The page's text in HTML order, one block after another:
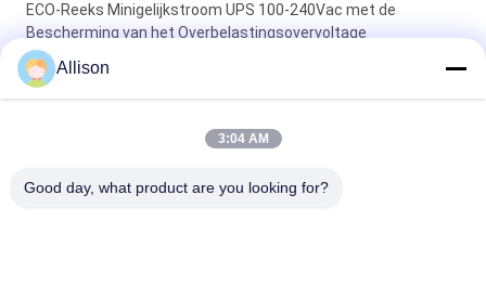
ECO-Reeks Minigelijkstroom UPS 100-240Vac met de
Bescherming van het Overbelastingsovervoltage
Hoge Verenigbaarheid Minigelijkstroom UPS, gelijkstroom-de
Batterij van het de Hoge Capaciteitslithium van Machtsups
upsystemen
Allison
3:04 AM
Good day, what product are you looking for?